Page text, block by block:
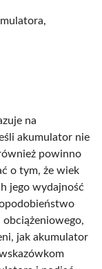
na
akumulator nie
powinno
o tym, że wiek
jego wydajność
jak akumulator